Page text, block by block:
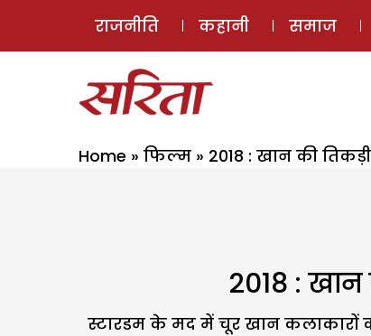
राजनीति कहानी समाज
Home » फिल्म » 2018 : खान की
2018 : खान
स्टारडम के मद में चूर खान कलाकारों